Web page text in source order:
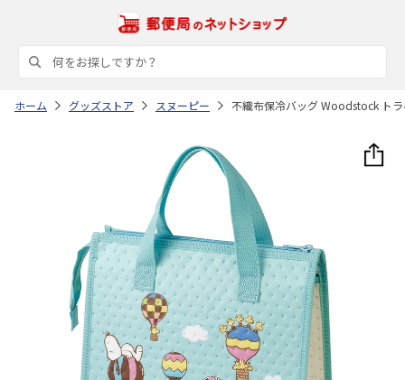
ホーム グッズストア スヌーピー 不織布保冷バッグ Woodstock トラ